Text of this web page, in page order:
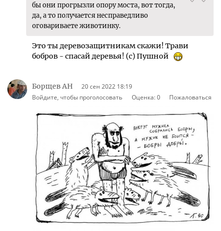
бы они прогрызли опору моста, вот тогда,
да, а то получается несправедливо
оговариваете животинку.
Это ты деревозащитникам скажи! Трави
бобров - спасай деревья! (с) Пушной
Борщев АН
20 сен 2022 18:19
Войдите, чтобы проголосовать
Оценка:0 Пожаловаться